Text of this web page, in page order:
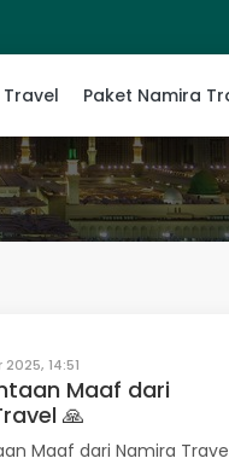
Paket Namira
14:51
Maaf dari
🙏
Maaf dari Namira